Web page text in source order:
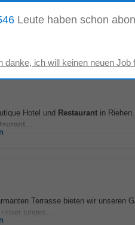
Speisen • Verantwortlich für
sowie...
Hotel und Restaurant in
Terrasse bieten wir unseren
junges...
Leute haben schon